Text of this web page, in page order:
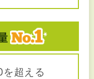
超える